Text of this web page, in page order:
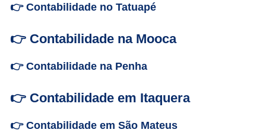
👉 Contabilidade no Tatuapé
👉 Contabilidade na Mooca
👉 Contabilidade na Penha
👉 Contabilidade em Itaquera
👉 Contabilidade em São Mateus